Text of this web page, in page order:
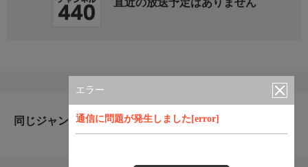
エラー
通信に問題が発生しました[error]
直近の放送予定はありません
同じジャンルのおすすめ番組